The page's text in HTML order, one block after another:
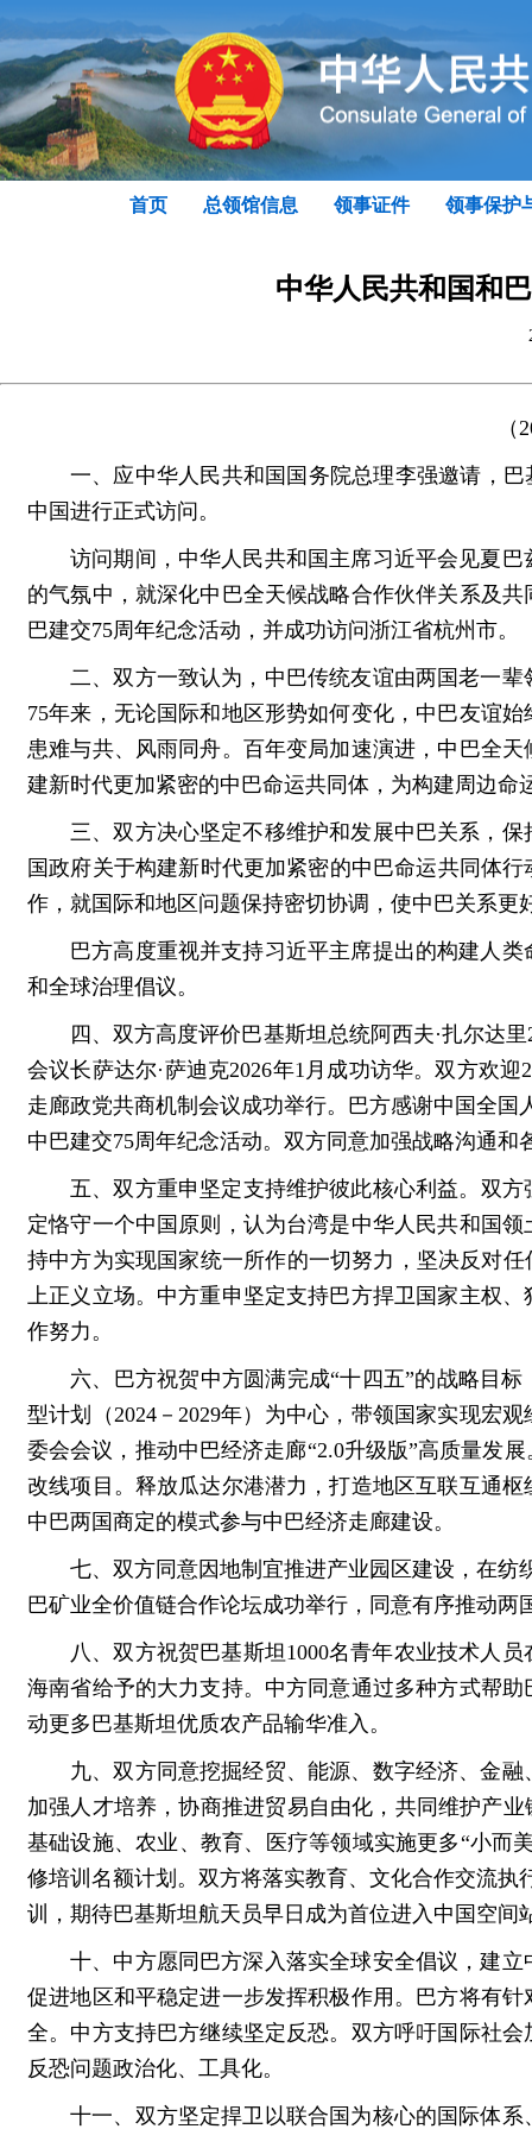
首页 总领馆信息 领事证件 领事保护
中华人民共和国和
一、应中华人民共和国国务院总理李强邀请，
中国进行正式访问。
访问期间，中华人民共和国主席习近平会见夏
的气氛中，就深化中巴全天候战略合作伙伴关系及
巴建交75周年纪念活动，并成功访问浙江省杭州市。
二、双方一致认为，中巴传统友谊由两国老一
75年来，无论国际和地区形势如何变化，中巴友谊
患难与共、风雨同舟。百年变局加速演进，中巴全
建新时代更加紧密的中巴命运共同体，为构建周边命
三、双方决心坚定不移维护和发展中巴关系，
国政府关于构建新时代更加紧密的中巴命运共同体
作，就国际和地区问题保持密切协调，使中巴关系
巴方高度重视并支持习近平主席提出的构建人
和全球治理倡议。
四、双方高度评价巴基斯坦总统阿西夫·扎尔达
会议长萨达尔·萨迪克2026年1月成功访华。双方欢
走廊政党共商机制会议成功举行。巴方感谢中国全
中巴建交75周年纪念活动。双方同意加强战略沟通
五、双方重申坚定支持维护彼此核心利益。双
定恪守一个中国原则，认为台湾是中华人民共和国
持中方为实现国家统一所作的一切努力，坚决反对
上正义立场。中方重申坚定支持巴方捍卫国家主权
作努力。
六、巴方祝贺中方圆满完成“十四五”的战略目
型计划（2024－2029年）为中心，带领国家实现宏
委会会议，推动中巴经济走廊“2.0升级版”高质量发
改线项目。释放瓜达尔港潜力，打造地区互联互通
中巴两国商定的模式参与中巴经济走廊建设。
七、双方同意因地制宜推进产业园区建设，在纺
巴矿业全价值链合作论坛成功举行，同意有序推动两
八、双方祝贺巴基斯坦1000名青年农业技术人
海南省给予的大力支持。中方同意通过多种方式帮
动更多巴基斯坦优质农产品输华准入。
九、双方同意挖掘经贸、能源、数字经济、金
加强人才培养，协商推进贸易自由化，共同维护产
基础设施、农业、教育、医疗等领域实施更多“小而
修培训名额计划。双方将落实教育、文化合作交流
训，期待巴基斯坦航天员早日成为首位进入中国空
十、中方愿同巴方深入落实全球安全倡议，建
促进地区和平稳定进一步发挥积极作用。巴方将有
全。中方支持巴方继续坚定反恐。双方呼吁国际社
反恐问题政治化、工具化。
十一、双方坚定捍卫以联合国为核心的国际体